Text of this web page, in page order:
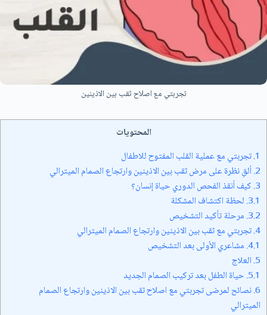
تجربتي مع اصلاح ثقب بين الاذينين
المحتويات
1. تجربتي مع عملية القلب المفتوح للاطفال
2. ألقِ نظرة على مرض ثقب بين الاذينين وارتجاع الصمام الميترالي
3. كيف أنقذ الفحص الدوري حياة إنسان؟
3.1. لحظة اكتشاف المشكلة
3.2. مرحلة تأكيد التشخيص
4. تجربتي مع ثقب بين الاذينين وارتجاع الصمام الميترالي
4.1. مشاعري الأولى بعد التشخيص
5. العلاج
5.1. حياة الطفل بعد تركيب الصمام الجديد
6. نصائح لمرضى تجربتي مع اصلاح ثقب بين الاذينين وارتجاع الصمام
الميترالي